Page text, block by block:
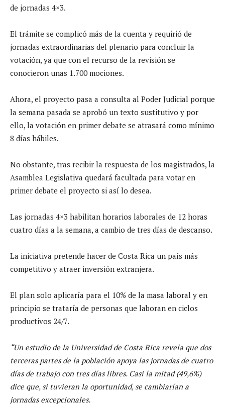
de jornadas 4×3.
El trámite se complicó más de la cuenta y requirió de
jornadas extraordinarias del plenario para concluir la
votación, ya que con el recurso de la revisión se
conocieron unas 1.700 mociones.
Ahora, el proyecto pasa a consulta al Poder Judicial porque
la semana pasada se aprobó un texto sustitutivo y por
ello, la votación en primer debate se atrasará como mínimo
8 días hábiles.
No obstante, tras recibir la respuesta de los magistrados, la
Asamblea Legislativa quedará facultada para votar en
primer debate el proyecto si así lo desea.
Las jornadas 4×3 habilitan horarios laborales de 12 horas
cuatro días a la semana, a cambio de tres días de descanso.
La iniciativa pretende hacer de Costa Rica un país más
competitivo y atraer inversión extranjera.
El plan solo aplicaría para el 10% de la masa laboral y en
principio se trataría de personas que laboran en ciclos
productivos 24/7.
“Un estudio de la Universidad de Costa Rica revela que dos
terceras partes de la población apoya las jornadas de cuatro
días de trabajo con tres días libres. Casi la mitad (49,6%)
dice que, si tuvieran la oportunidad, se cambiarían a
jornadas excepcionales.